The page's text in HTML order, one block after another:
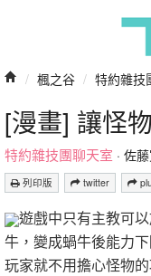
/ 楓之谷 / 特約雜技
[漫畫] 讓怪
特約雜技團聊天室 · 佐
列印版 twitter
遊戲中只有主教可
牛，變成蝸牛後能力
玩家就不用擔心怪物